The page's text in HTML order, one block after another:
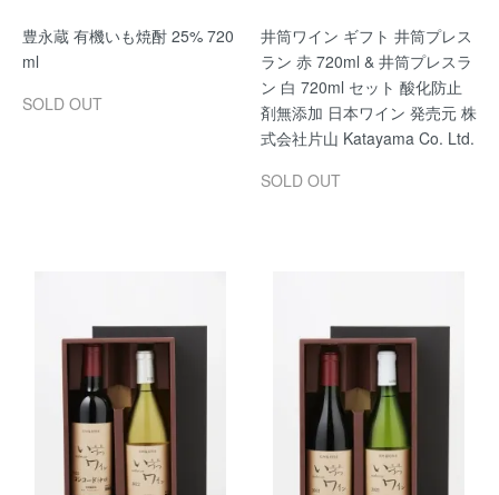
豊永蔵 有機いも焼酎 25% 720
ml
SOLD OUT
井筒ワイン ギフト 井筒プレス
ラン 赤 720ml & 井筒プレスラ
ン 白 720ml セット 酸化防止
剤無添加 日本ワイン 発売元 株
式会社片山 Katayama Co. Ltd.
SOLD OUT